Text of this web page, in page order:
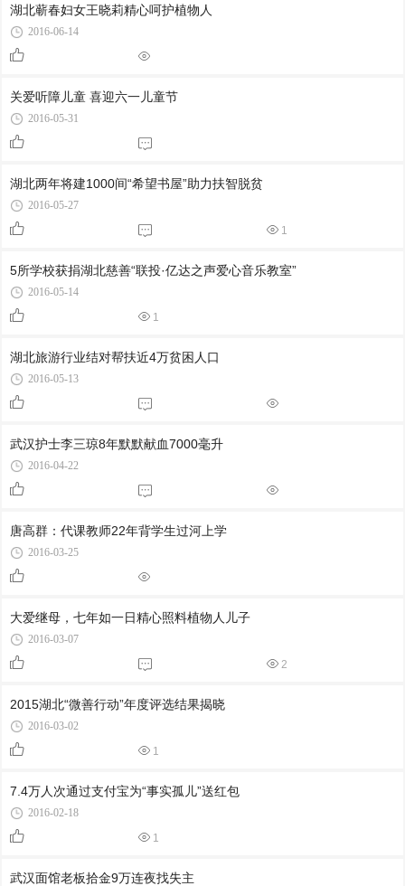
湖北蕲春妇女王晓莉精心呵护植物人
2016-06-14
关爱听障儿童 喜迎六一儿童节
2016-05-31
湖北两年将建1000间“希望书屋”助力扶智脱贫
2016-05-27
1
5所学校获捐湖北慈善“联投·亿达之声爱心音乐教室”
2016-05-14
1
湖北旅游行业结对帮扶近4万贫困人口
2016-05-13
武汉护士李三琼8年默默献血7000毫升
2016-04-22
唐高群：代课教师22年背学生过河上学
2016-03-25
大爱继母，七年如一日精心照料植物人儿子
2016-03-07
2
2015湖北“微善行动”年度评选结果揭晓
2016-03-02
1
7.4万人次通过支付宝为“事实孤儿”送红包
2016-02-18
1
武汉面馆老板拾金9万连夜找失主